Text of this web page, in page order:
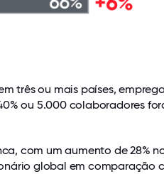
três ou mais países,
ou 5.000 colaboradores
com um aumento de 28%
global em comparação